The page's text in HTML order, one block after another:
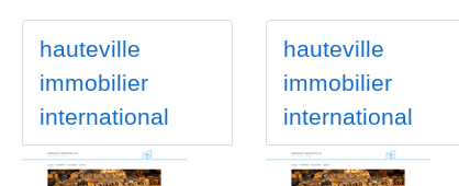
hauteville
immobilier
international
hauteville
immobilier
international